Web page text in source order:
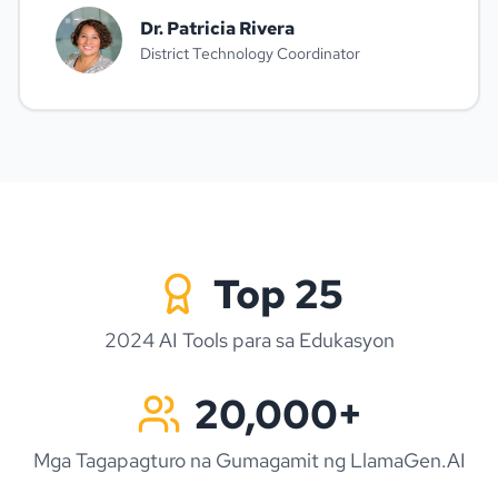
Dr. Patricia Rivera
District Technology Coordinator
Top 25
2024 AI Tools para sa Edukasyon
20,000+
Mga Tagapagturo na Gumagamit ng LlamaGen.AI